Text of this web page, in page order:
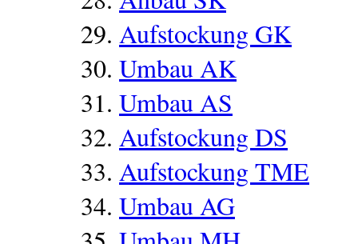
Aufstockung GK
Umbau AK
Umbau AS
Aufstockung DS
Aufstockung TME
Umbau AG